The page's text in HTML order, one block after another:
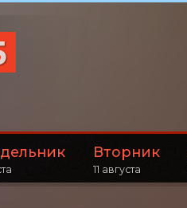
Вторник
11 августа